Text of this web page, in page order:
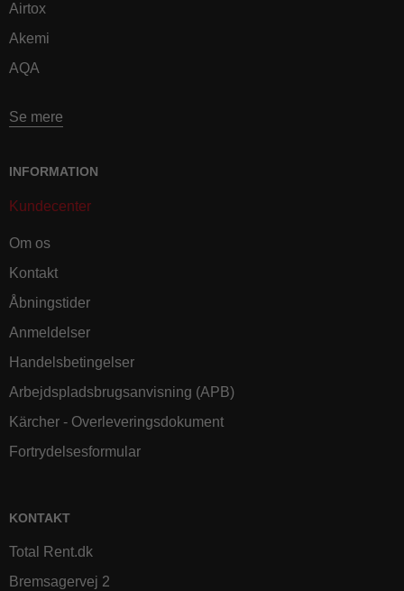
Airtox
Akemi
AQA
Se mere
INFORMATION
Kundecenter
Om os
Kontakt
Åbningstider
Anmeldelser
Handelsbetingelser
Arbejdspladsbrugsanvisning (APB)
Kärcher - Overleveringsdokument
Fortrydelsesformular
KONTAKT
Total Rent.dk
Bremsagervej 2